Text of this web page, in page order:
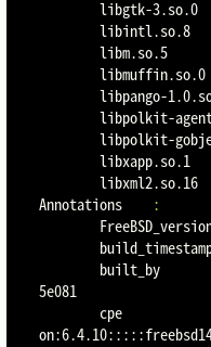
        libgtk-3.so.0
        libintl.so.8
        libm.so.5
        libmuffin.so.0
        libpango-1.0.so.0
        libpolkit-agent-1.so.0
        libpolkit-gobject-1.so.0
        libxapp.so.1
        libxml2.so.16
Annotations :
        built_by
5e081
        cpe